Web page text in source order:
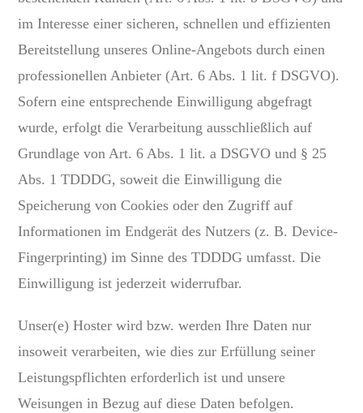
im Interesse einer sicheren, schnellen und effizienten
Bereitstellung unseres Online-Angebots durch einen
professionellen Anbieter (Art. 6 Abs. 1 lit. f DSGVO).
Sofern eine entsprechende Einwilligung abgefragt
wurde, erfolgt die Verarbeitung ausschließlich auf
Grundlage von Art. 6 Abs. 1 lit. a DSGVO und § 25
Abs. 1 TDDDG, soweit die Einwilligung die
Speicherung von Cookies oder den Zugriff auf
Informationen im Endgerät des Nutzers (z. B. Device-
Fingerprinting) im Sinne des TDDDG umfasst. Die
Einwilligung ist jederzeit widerrufbar.
Unser(e) Hoster wird bzw. werden Ihre Daten nur
insoweit verarbeiten, wie dies zur Erfüllung seiner
Leistungspflichten erforderlich ist und unsere
Weisungen in Bezug auf diese Daten befolgen.